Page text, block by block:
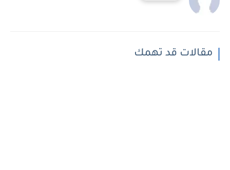
مقالات قد تهمك